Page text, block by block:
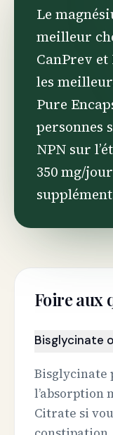
Le
meilleur
CanPrev
les
Pure
personnes
NPN sur
350 mg/
Foire aux
Bisglycinate
Bisglycinate
l’absorption
Citrate si